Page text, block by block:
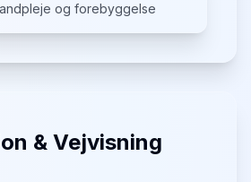
og forebyggelse
& Vejvisning